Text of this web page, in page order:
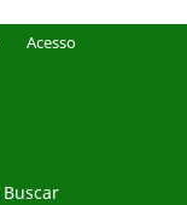
Buscar
Acesso